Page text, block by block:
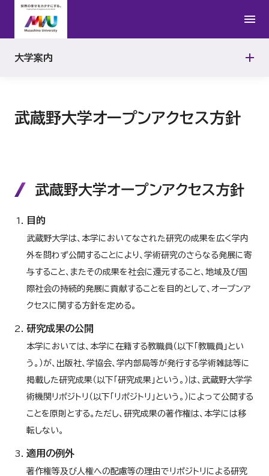
武蔵野大学オープンアクセス方針
武蔵野大学オープンアクセス方針
目的
武蔵野大学は、本学においてなされた研究の成果を広く学内
外を問わず公開することにより、学術研究のさらなる発展に寄
与すること、またその成果を社会に還元すること、地域及び国
際社会の持続的発展に貢献することを目的として、オープンア
クセスに関する方針を定める。
研究成果の公開
本学においては、本学に在籍する教職員（以下「教職員」とい
う。）が、出版社、学協会、学内部局等が発行する学術雑誌等に
掲載した研究成果（以下「研究成果」という。）は、武蔵野大学学
術機関リポジトリ（以下「リポジトリ」という。）によって公開する
ことを原則とする。ただし、研究成果の著作権は、本学には移
転しない。
適用の例外
著作権等及び人権への配慮等の理由でリポジトリによる研究
大学案内
第三者評価
各種アンケート結果